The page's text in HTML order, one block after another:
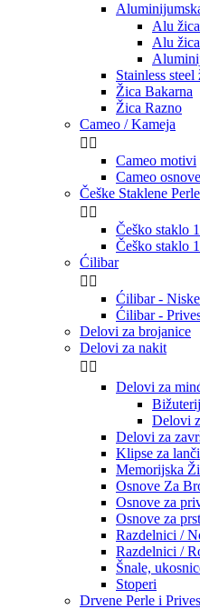
Alu
Alu
Stainless steel
Žica Bakarna
Žica Razno
Cameo / Kameja
 
Cameo motivi
Cameo osnove
Češke Staklene Perle
 
Češko staklo
Češko staklo
Ćilibar
 
Ćilibar - Niske
Ćilibar -
Delovi za brojanice
Delovi za nakit
 
Delovi za
Delovi
Delovi za
Klipse za
Memorijska
Osnove Za
Osnove za
Osnove za
Razdelnici /
Razdelnici /
Šnale,
Stoperi
Drvene Perle i